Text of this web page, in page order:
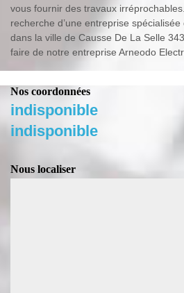
vous fournir des travaux
recherche d’une entreprise
dans la ville de Causse De La Selle
faire de notre entreprise Arneodo
Nos coordonnées
indisponible
indisponible
Nous localiser